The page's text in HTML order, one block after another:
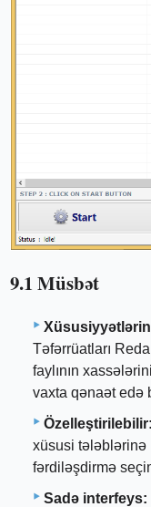
9.1 Müsbət
Təfərrüatları
faylının
vaxta qənaət edə
Özelleştirilebilir:
xüsusi tələblərinə
fərdiləşdirmə
Sadə interfeys: